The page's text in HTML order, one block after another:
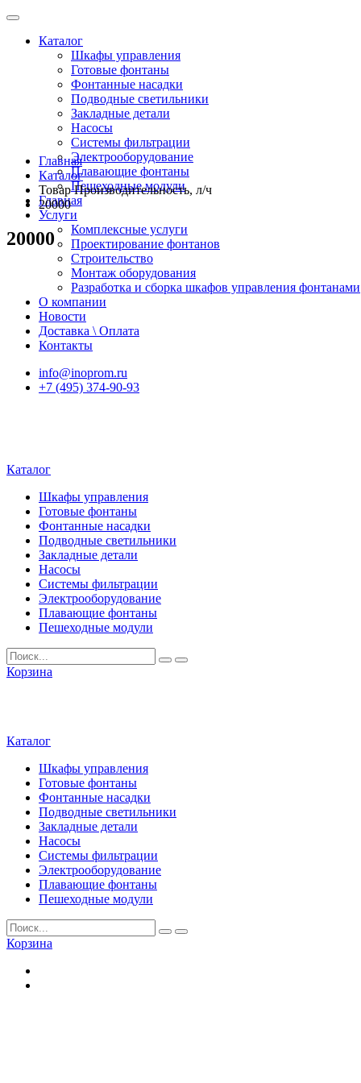
Каталог
Шкафы управления
Готовые фонтаны
Фонтанные насадки
Подводные светильники
Закладные детали
Насосы
Системы фильтрации
Электрооборудование
Плавающие фонтаны
Пешеходные модули
Главная
Услуги
Комплексные услуги
Проектирование фонтанов
Строительство
Монтаж оборудования
Разработка и сборка шкафов управления фонтанами
О компании
Новости
Доставка \ Оплата
Контакты
info@inoprom.ru
+7 (495) 374-90-93
Каталог
Шкафы управления
Готовые фонтаны
Фонтанные насадки
Подводные светильники
Закладные детали
Насосы
Системы фильтрации
Электрооборудование
Плавающие фонтаны
Пешеходные модули
Корзина
Каталог
Шкафы управления
Готовые фонтаны
Фонтанные насадки
Подводные светильники
Закладные детали
Насосы
Системы фильтрации
Электрооборудование
Плавающие фонтаны
Пешеходные модули
Корзина
Главная
Каталог
Товар Производительность, л/ч
20000
20000